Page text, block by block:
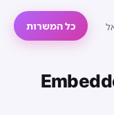
כל המשרות